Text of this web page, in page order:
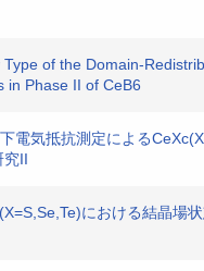
Type of the Domain-
in Phase II of CeB6
電気抵抗測定による
究II
における結晶場